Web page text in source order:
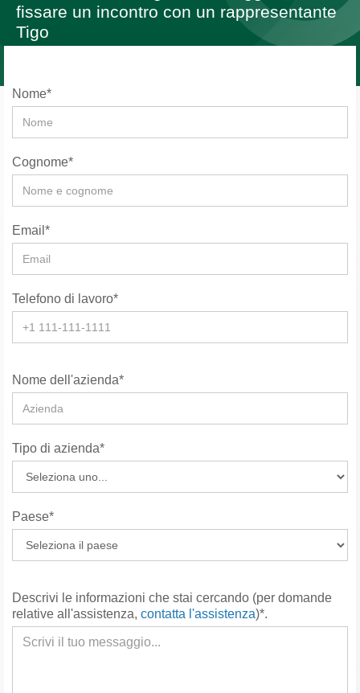
fissare un incontro con un rappresentante
Tigo
Nome*
Cognome*
Email*
Telefono di lavoro*
Nome dell'azienda*
Tipo di azienda*
Paese*
Descrivi le informazioni che stai cercando (per domande
relative all'assistenza, contatta l'assistenza)*.